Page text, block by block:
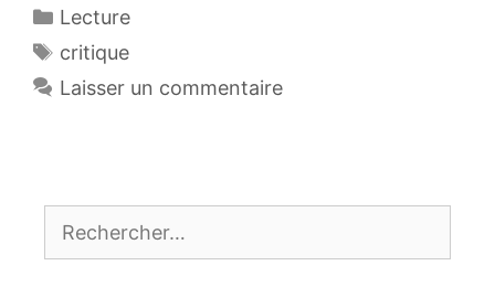
Catégories
Lecture
Étiquettes
critique
Laisser un commentaire